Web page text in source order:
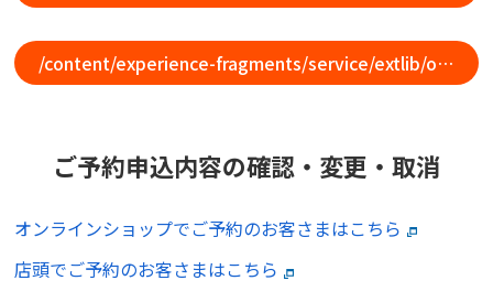
/content/experience-fragments/service/extlib/ols_purchase_note/master
ご予約申込内容の確認・変更・取消
オンラインショップでご予約のお客さまはこちら
店頭でご予約のお客さまはこちら